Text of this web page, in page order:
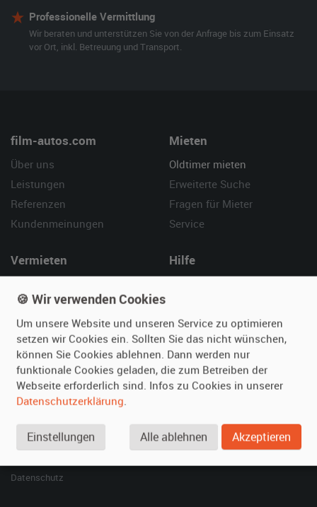
Professionelle Vermittlung
Wir beraten und unterstützen Sie von der Anfrage bis zum Einsatz
vor Ort, inkl. Betreuung und Transport.
film-autos.com
Über uns
Leistungen
Referenzen
Kundenmeinungen
Mieten
Oldtimer mieten
Erweiterte Suche
Fragen für Mieter
Service
Vermieten
Fotos senden
Fragen für Vermieter
Inserat verwalten
Hilfe
Kontakt
SPECIAL
Berühmte Filmautos –
Datenschutz
🍪 Wir verwenden Cookies
Um unsere Website und unseren Service zu optimieren
setzen wir Cookies ein. Sollten Sie das nicht wünschen,
können Sie Cookies ablehnen. Dann werden nur
funktionale Cookies geladen, die zum Betreiben der
Webseite erforderlich sind. Infos zu Cookies in unserer
Datenschutzerklärung.
Einstellungen Alle ablehnen Akzeptieren